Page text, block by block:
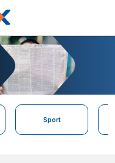
Sport